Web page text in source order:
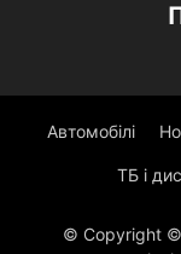
Автомобілі
ТБ і
© Copyright